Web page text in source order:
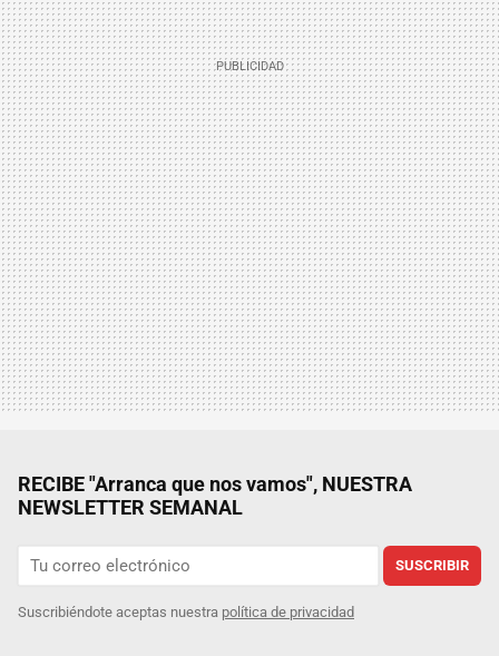
RECIBE "Arranca que nos vamos", NUESTRA
NEWSLETTER SEMANAL
SUSCRIBIR
Suscribiéndote aceptas nuestra política de privacidad